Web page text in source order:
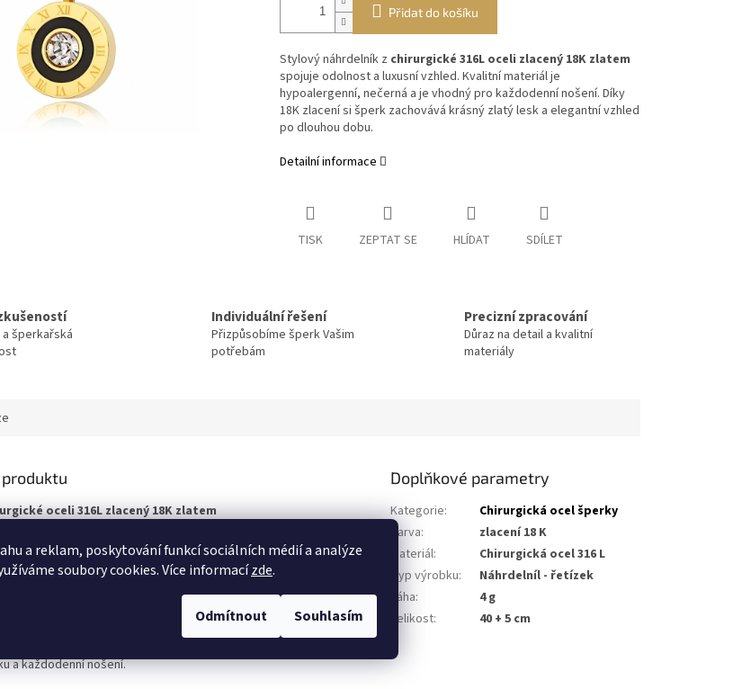
a reklam, poskytování funkcí sociálních médií a analýze
soubory cookies. Více informacízde.
Odmítnout Souhlasím
Přidat do košíku
Stylový náhrdelník z chirurgické 316L oceli zlacený 18K zlatem
spojuje odolnost a luxusní vzhled. Kvalitní materiál je
hypoalergenní, nečerná a je vhodný pro každodenní nošení. Díky
18K zlacení si šperk zachovává krásný zlatý lesk a elegantní vzhled
po dlouhou dobu.
Detailní informace
TISK ZEPTAT SE HLÍDAT SDÍLET
šperkařská
Individuální řešení
Přizpůsobíme šperk Vašim
potřebám
Precizní zpracování
Důraz na detail a kvalitní
materiály
oceli 316L zlacený 18K zlatem
vyrobený z vysoce kvalitníchirurgické oceli 316Lpředstavuje
moderního designu, dlouhé životnosti a luxusního vzhledu. Povrch je
zlacení, které dodává šperku krásný zlatý odstín a zářivý lesk.
je známá svou mimořádnou odolností vůči korozi, poškrábání i
Šperk nečerná, nemění barvu a při správné péči si dlouhodobě
a každodenní nošení.
Doplňkové parametry
Kategorie:
Chirurgická ocel šperky
Barva:
zlacení 18 K
Materiál:
Chirurgická ocel 316 L
Typ výrobku:
Náhrdelníl - řetízek
Váha:
4 g
Velikost: 40 + 5 cm